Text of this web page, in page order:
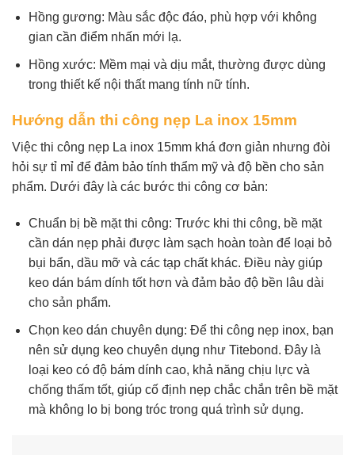
Hồng gương: Màu sắc độc đáo, phù hợp với không
gian cần điểm nhấn mới lạ.
Hồng xước: Mềm mại và dịu mắt, thường được dùng
trong thiết kế nội thất mang tính nữ tính.
Hướng dẫn thi công nẹp La inox 15mm
Việc thi công nẹp La inox 15mm khá đơn giản nhưng đòi
hỏi sự tỉ mỉ để đảm bảo tính thẩm mỹ và độ bền cho sản
phẩm. Dưới đây là các bước thi công cơ bản:
Chuẩn bị bề mặt thi công: Trước khi thi công, bề mặt
cần dán nẹp phải được làm sạch hoàn toàn để loại bỏ
bụi bẩn, dầu mỡ và các tạp chất khác. Điều này giúp
keo dán bám dính tốt hơn và đảm bảo độ bền lâu dài
cho sản phẩm.
Chọn keo dán chuyên dụng: Để thi công nẹp inox, bạn
nên sử dụng keo chuyên dụng như Titebond. Đây là
loại keo có độ bám dính cao, khả năng chịu lực và
chống thấm tốt, giúp cố định nẹp chắc chắn trên bề mặt
mà không lo bị bong tróc trong quá trình sử dụng.